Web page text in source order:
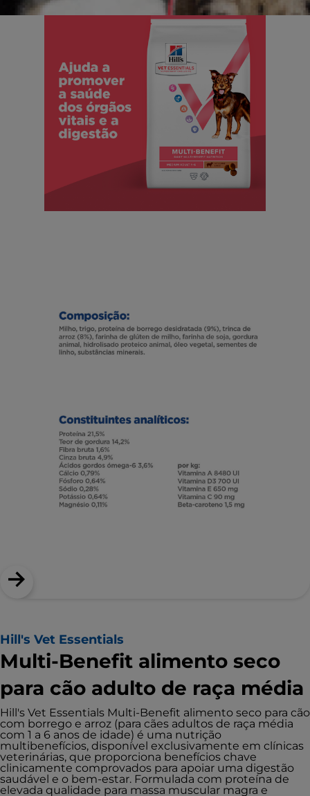
Hill's Vet Essentials
Multi-Benefit alimento seco
para cão adulto de raça média
Hill's Vet Essentials Multi-Benefit alimento seco para cão
com borrego e arroz (para cães adultos de raça média
com 1 a 6 anos de idade) é uma nutrição
multibenefícios, disponível exclusivamente em clínicas
veterinárias, que proporciona benefícios chave
clinicamente comprovados para apoiar uma digestão
saudável e o bem-estar. Formulada com proteína de
elevada qualidade para massa muscular magra e